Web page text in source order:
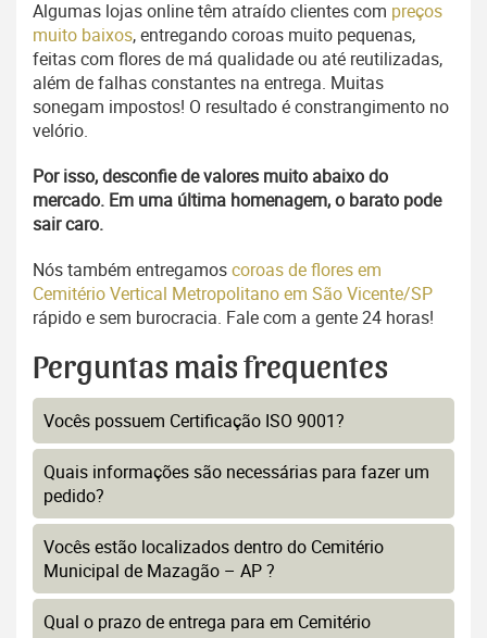
Algumas lojas online têm atraído clientes com preços
muito baixos, entregando coroas muito pequenas,
feitas com flores de má qualidade ou até reutilizadas,
além de falhas constantes na entrega. Muitas
sonegam impostos! O resultado é constrangimento no
velório.
Por isso, desconfie de valores muito abaixo do
mercado. Em uma última homenagem, o barato pode
sair caro.
Nós também entregamoscoroas de flores em
Cemitério Vertical Metropolitano em São Vicente/SP
rápido e sem burocracia. Fale com a gente 24 horas!
Perguntas mais frequentes
Vocês possuem Certificação ISO 9001?
Quais informações são necessárias para fazer um
pedido?
Vocês estão localizados dentro do Cemitério
Municipal de Mazagão – AP ?
Qual o prazo de entrega para em Cemitério